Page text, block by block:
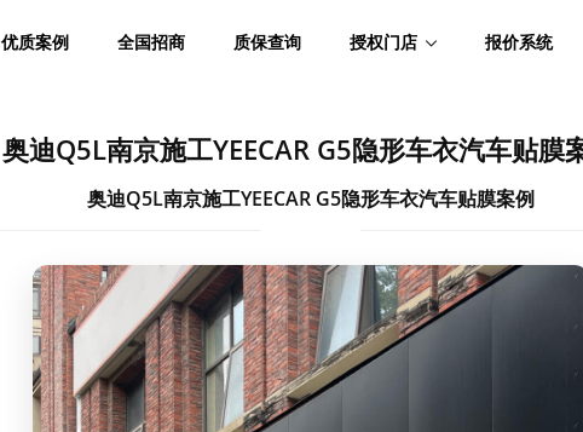
优质案例 全国招商 质保查询 授权门店 报价系统
奥迪Q5L南京施工YEECAR G5隐形车衣汽车贴膜
奥迪Q5L南京施工YEECAR G5隐形车衣汽车贴膜案例